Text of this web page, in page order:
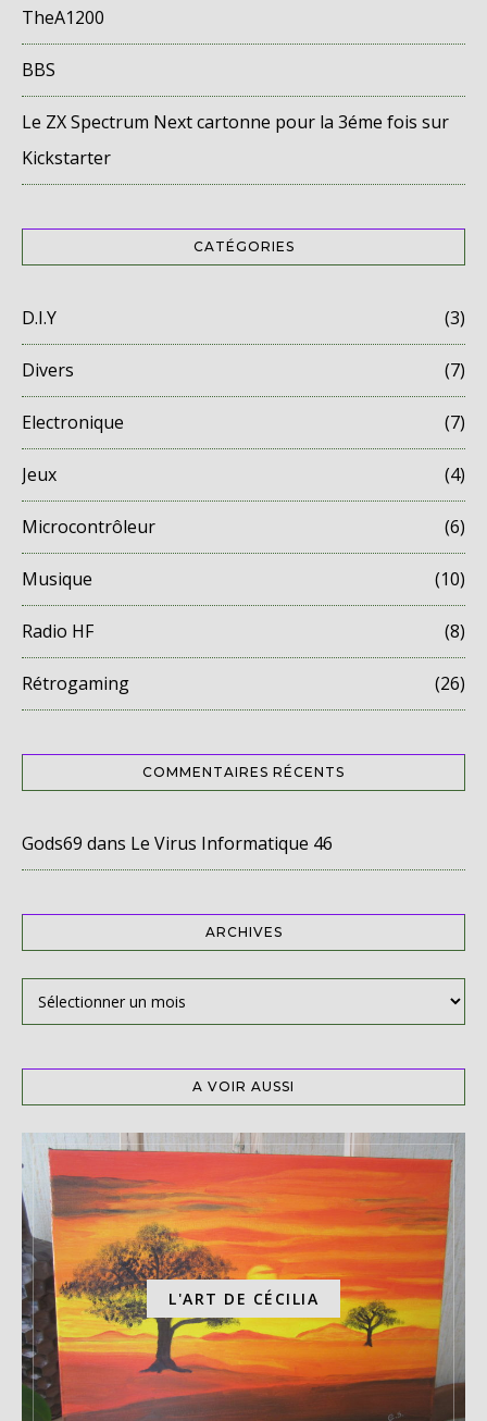
TheA1200
BBS
Le ZX Spectrum Next cartonne pour la 3éme fois sur
Kickstarter
CATÉGORIES
D.I.Y (3)
Divers (7)
Electronique (7)
Jeux (4)
Microcontrôleur (6)
Musique (10)
Radio HF (8)
Rétrogaming (26)
COMMENTAIRES RÉCENTS
Gods69 dans Le Virus Informatique 46
ARCHIVES
Archives
A VOIR AUSSI
L'ART DE CÉCILIA